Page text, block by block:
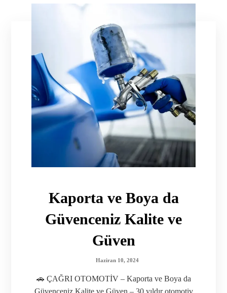
Kaporta ve Boya da
Güvenceniz Kalite ve
Güven
Haziran 10, 2024
🚗 ÇAĞRI OTOMOTİV – Kaporta ve Boya da
Güvenceniz Kalite ve Güven – 30 yıldır otomotiv